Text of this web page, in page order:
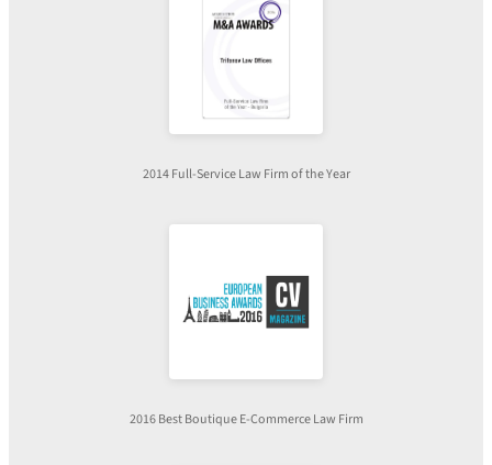
2014 Full-Service Law Firm of the Year
2016 Best Boutique E-Commerce Law Firm